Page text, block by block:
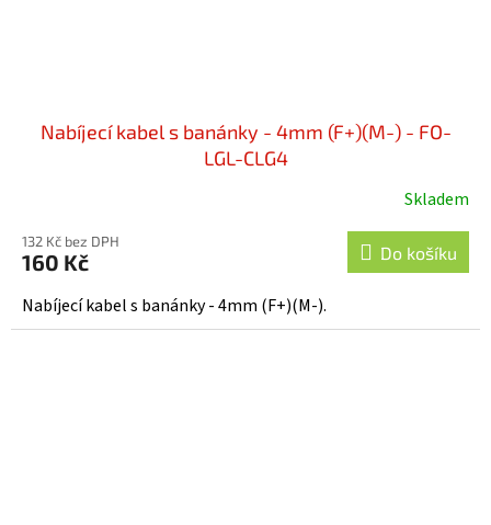
Nabíjecí kabel s banánky - 4mm (F+)(M-) - FO-
LGL-CLG4
Skladem
132 Kč bez DPH
160 Kč Do košíku
Nabíjecí kabel s banánky - 4mm (F+)(M-).